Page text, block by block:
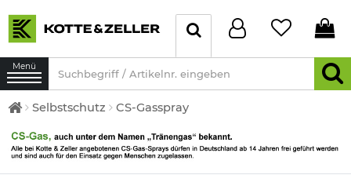
Menü
Selbstschutz CS-Gasspray